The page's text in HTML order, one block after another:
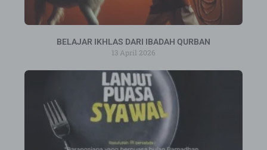
BELAJAR IKHLAS DARI IBADAH QURBAN
13 April 2026